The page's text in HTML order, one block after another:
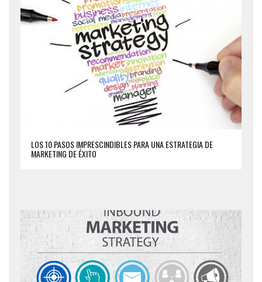
LOS 10 PASOS IMPRESCINDIBLES PARA UNA ESTRATEGIA DE
MARKETING DE ÉXITO